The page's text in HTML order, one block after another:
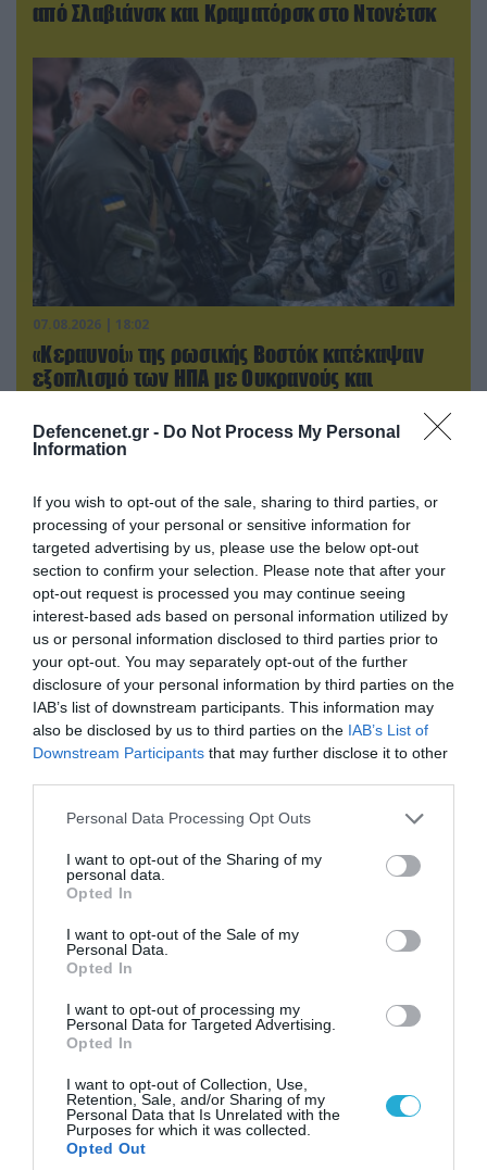
Defencenet.gr - Do Not Process My Personal
Information
If you wish to opt-out of the sale, sharing to third parties, or
processing of your personal or sensitive information for
targeted advertising by us, please use the below opt-out
section to confirm your selection. Please note that after your
opt-out request is processed you may continue seeing
interest-based ads based on personal information utilized by
us or personal information disclosed to third parties prior to
your opt-out. You may separately opt-out of the further
disclosure of your personal information by third parties on the
IAB’s list of downstream participants. This information may
also be disclosed by us to third parties on the IAB’s List of
Downstream Participants that may further disclose it to other
Please note that this website/app uses one or more Google
not limited to your visit or usage behaviour. You may click to
grant or deny consent to Google and its third-party tags to
use your data for below specified purposes in below Google
consent section.
Personal Data Processing Opt Outs
I want to opt-out of the Sharing of my
personal data.
Opted In
I want to opt-out of the Sale of my
Personal Data.
Opted In
I want to opt-out of processing my
Personal Data for Targeted Advertising.
Opted In
I want to opt-out of Collection, Use,
Retention, Sale, and/or Sharing of my
Personal Data that Is Unrelated with the
Purposes for which it was collected.
Opted Out
από Σλαβιάνσκ και Κραματόρσκ στο Ντονέτσκ
07.08.2026 | 18:02
«Κεραυνοί» της ρωσικής Βοστόκ κατέκαψαν
εξοπλισμό των ΗΠΑ με Ουκρανούς και
07.08.2026 | 19:02
Απετράπη το εγχείρημα Ουκρανών για
αντεπίθεση στο Κολομίγτσι: Δείτε το πριν & το
μετά της προσπάθειάς τους (βίντεο)
ΠΟΛΙΤΙΚΗ